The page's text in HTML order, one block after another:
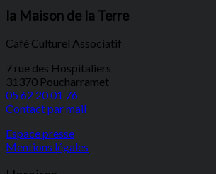
la Maison de la Terre
Café Culturel Associatif
7 rue des Hospitaliers
31370 Poucharramet
05 62 20 01 76
Contact par mail
Espace presse
Mentions légales